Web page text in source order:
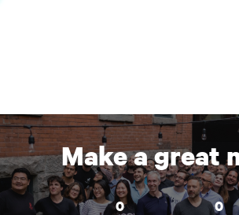
Make a great
0 0